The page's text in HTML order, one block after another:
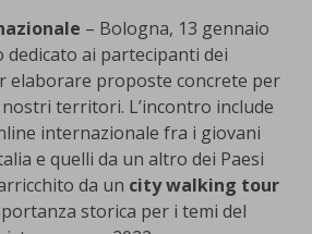
– Bologna, 13 gennaio
dedicato ai partecipanti dei
elaborare proposte concrete per
territori. L’incontro include
internazionale fra i giovani
e quelli da un altro dei Paesi
da un city walking tour
storica per i temi del